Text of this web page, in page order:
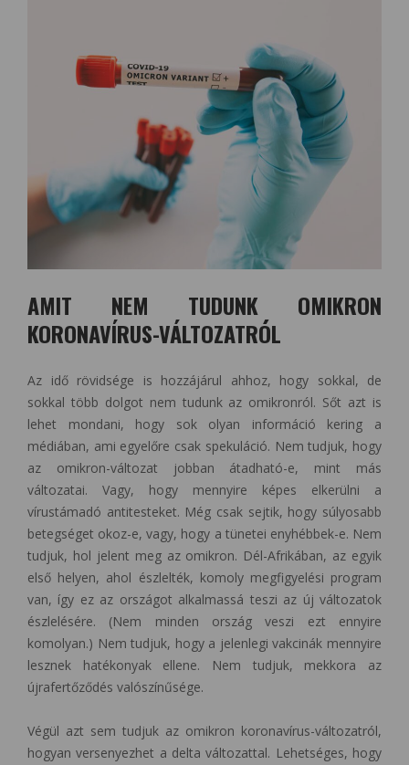
AMIT NEM TUDUNK OMIKRON
KORONAVÍRUS-VÁLTOZATRÓL
Az idő rövidsége is hozzájárul ahhoz, hogy sokkal, de
sokkal több dolgot nem tudunk az omikronról. Sőt azt is
lehet mondani, hogy sok olyan információ kering a
médiában, ami egyelőre csak spekuláció. Nem tudjuk, hogy
az omikron-változat jobban átadható-e, mint más
változatai. Vagy, hogy mennyire képes elkerülni a
vírustámadó antitesteket. Még csak sejtik, hogy súlyosabb
betegséget okoz-e, vagy, hogy a tünetei enyhébbek-e. Nem
tudjuk, hol jelent meg az omikron. Dél-Afrikában, az egyik
első helyen, ahol észlelték, komoly megfigyelési program
van, így ez az országot alkalmassá teszi az új változatok
észlelésére. (Nem minden ország veszi ezt ennyire
komolyan.) Nem tudjuk, hogy a jelenlegi vakcinák mennyire
lesznek hatékonyak ellene. Nem tudjuk, mekkora az
újrafertőződés valószínűsége.
Végül azt sem tudjuk az omikron koronavírus-változatról,
hogyan versenyezhet a delta változattal. Lehetséges, hogy